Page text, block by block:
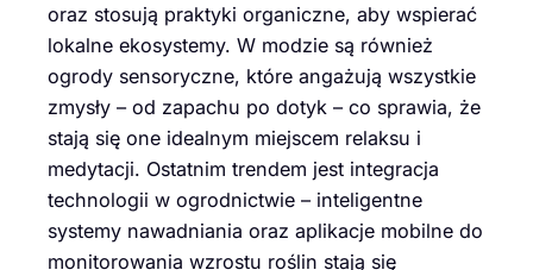
oraz stosują praktyki organiczne, aby wspierać
lokalne ekosystemy. W modzie są również
ogrody sensoryczne, które angażują wszystkie
zmysły – od zapachu po dotyk – co sprawia, że
stają się one idealnym miejscem relaksu i
medytacji. Ostatnim trendem jest integracja
technologii w ogrodnictwie – inteligentne
systemy nawadniania oraz aplikacje mobilne do
monitorowania wzrostu roślin stają się